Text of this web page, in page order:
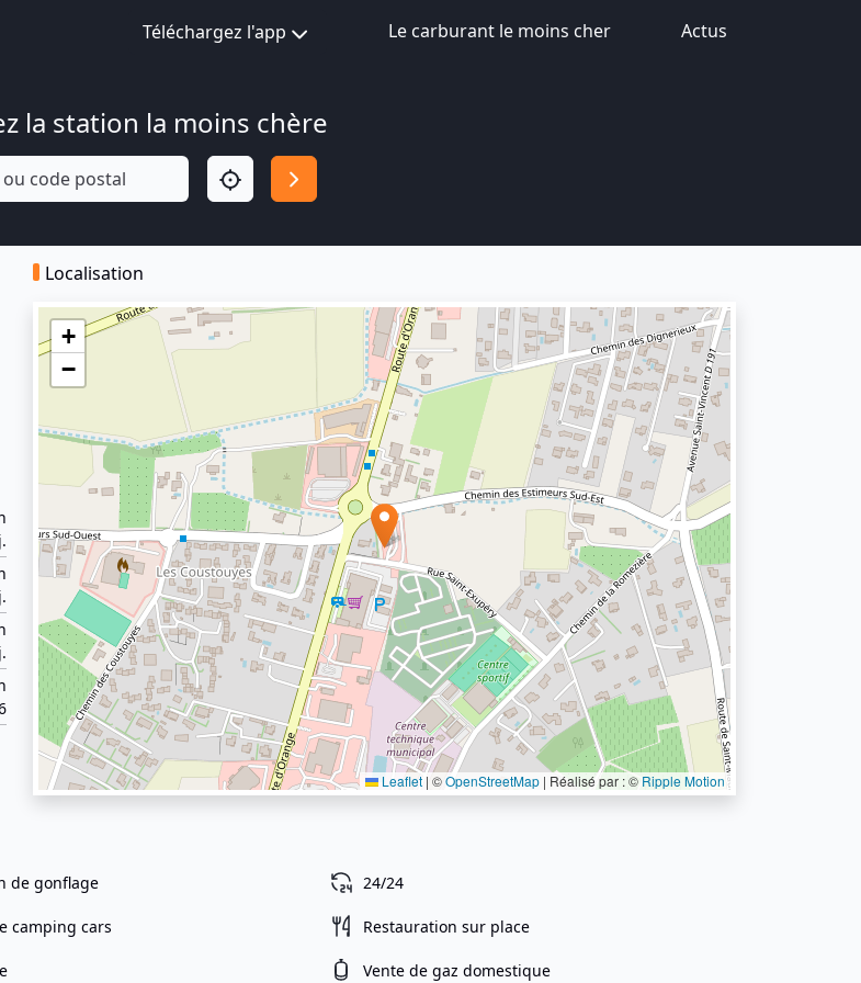
Téléchargez l'app Le carburant le moins cher Actus
la station la moins chère
Localisation
+
−
Leaflet | ©OpenStreetMap | Réalisé par : © Ripple Motion
de gonflage 24/24
camping cars Restauration sur place
Vente de gaz domestique